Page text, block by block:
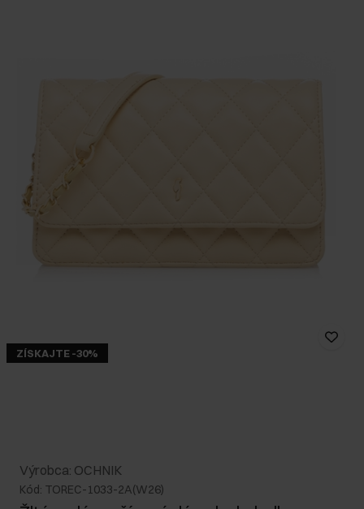
ZÍSKAJTE -30%
Výrobca: OCHNIK
Kód: TOREC-1033-2A(W26)